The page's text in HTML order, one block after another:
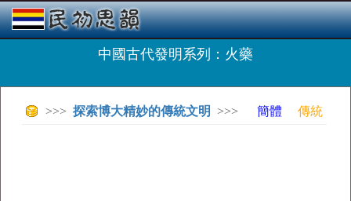
中國古代發明系列：火藥
>>> 探索博大精妙的傳統文明 >>> 簡體 傳統